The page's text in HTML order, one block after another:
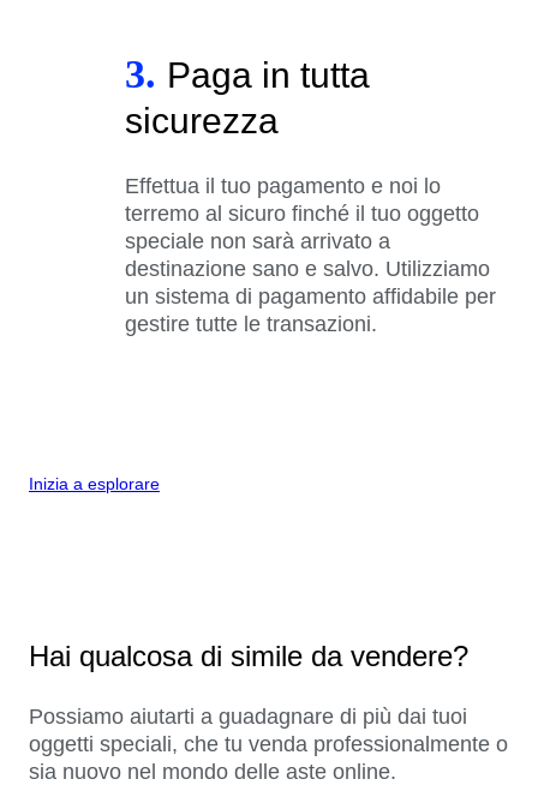
3. Paga in tutta
sicurezza
Effettua il tuo pagamento e noi lo
terremo al sicuro finché il tuo oggetto
speciale non sarà arrivato a
destinazione sano e salvo. Utilizziamo
un sistema di pagamento affidabile per
gestire tutte le transazioni.
Inizia a esplorare
Hai qualcosa di simile da vendere?
Possiamo aiutarti a guadagnare di più dai tuoi
oggetti speciali, che tu venda professionalmente o
sia nuovo nel mondo delle aste online.